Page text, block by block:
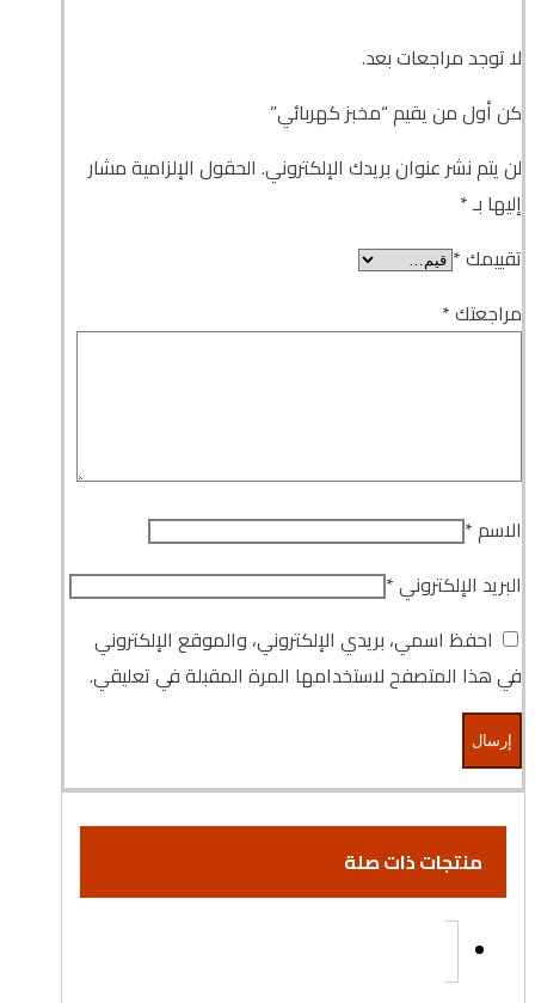
لا توجد مراجعات بعد.
كن أول من يقيم “مخبز كهربائي”
لن يتم نشر عنوان بريدك الإلكتروني. الحقول الإلزامية مشار
إليها بـ*
تقييمك*
مراجعتك*
الاسم*
البريد الإلكتروني*
احفظ اسمي، بريدي الإلكتروني، والموقع الإلكتروني
في هذا المتصفح لاستخدامها المرة المقبلة في تعليقي.
منتجات ذات صلة